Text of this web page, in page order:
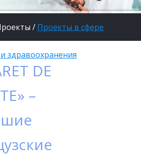
/ Проекты в сфере
здравоохранения
DE
–